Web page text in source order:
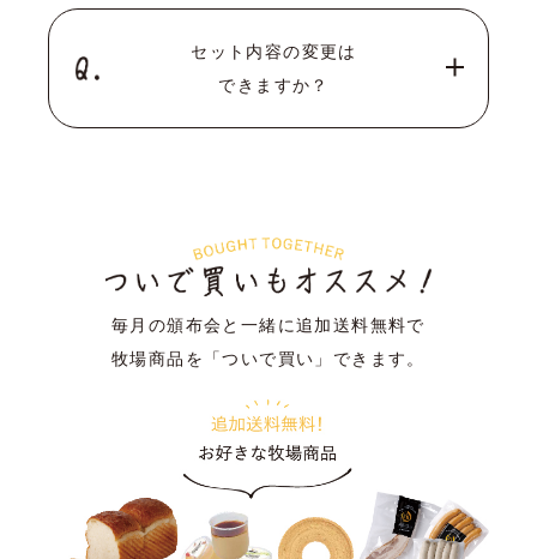
セット内容の変更は
できますか？
毎月の頒布会と一緒に追加送料無料で
牧場商品を「ついで買い」できます。